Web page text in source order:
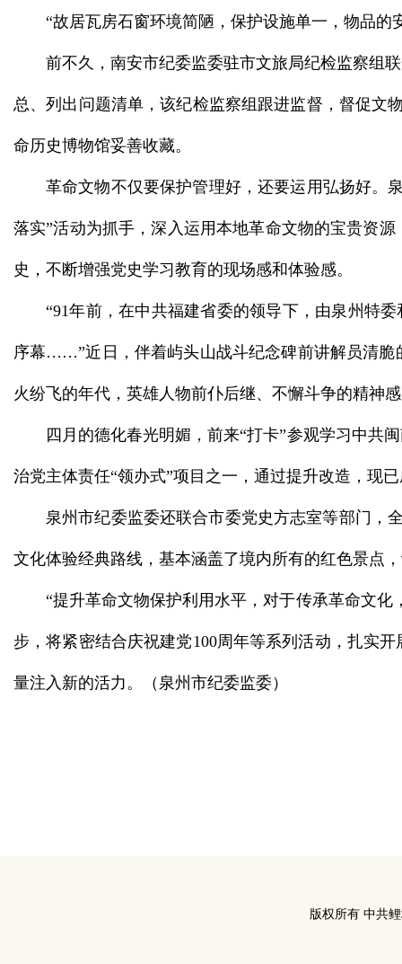
“故居瓦房石窗环境简陋，保护设施单一，物品
前不久，南安市纪委监委驻市文旅局纪检监察组
总、列出问题清单，该纪检监察组跟进监督，督促文
命历史博物馆妥善收藏。
革命文物不仅要保护管理好，还要运用弘扬好。
落实”活动为抓手，深入运用本地革命文物的宝贵资
史，不断增强党史学习教育的现场感和体验感。
“91年前，在中共福建省委的领导下，由泉州特
序幕……”近日，伴着屿头山战斗纪念碑前讲解员清脆
火纷飞的年代，英雄人物前仆后继、不懈斗争的精神
四月的德化春光明媚，前来“打卡”参观学习中共
治党主体责任“领办式”项目之一，通过提升改造，现
泉州市纪委监委还联合市委党史方志室等部门，
文化体验经典路线，基本涵盖了境内所有的红色景点
“提升革命文物保护利用水平，对于传承革命文
步，将紧密结合庆祝建党100周年等系列活动，扎实
量注入新的活力。（泉州市纪委监委）
版权所有 中共